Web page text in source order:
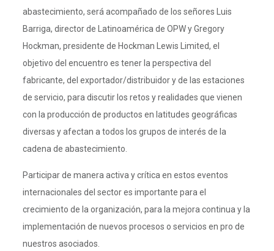
abastecimiento, será acompañado de los señores Luis
Barriga, director de Latinoamérica de OPW y Gregory
Hockman, presidente de Hockman Lewis Limited, el
objetivo del encuentro es tener la perspectiva del
fabricante, del exportador/distribuidor y de las estaciones
de servicio, para discutir los retos y realidades que vienen
con la producción de productos en latitudes geográficas
diversas y afectan a todos los grupos de interés de la
cadena de abastecimiento.
Participar de manera activa y crítica en estos eventos
internacionales del sector es importante para el
crecimiento de la organización, para la mejora continua y la
implementación de nuevos procesos o servicios en pro de
nuestros asociados.